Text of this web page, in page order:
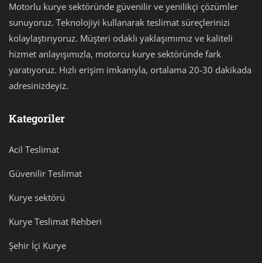
Motorlu kurye sektöründe güvenilir ve yenilikçi çözümler
sunuyoruz. Teknolojiyi kullanarak teslimat süreçlerinizi
kolaylaştırıyoruz. Müşteri odaklı yaklaşımımız ve kaliteli
hizmet anlayışımızla, motorcu kurye sektöründe fark
yaratıyoruz. Hızlı erişim imkanıyla, ortalama 20-30 dakikada
adresinizdeyiz.
Kategoriler
Acil Teslimat
Güvenilir Teslimat
Kurye sektörü
Kurye Teslimat Rehberi
Şehir İçi Kurye